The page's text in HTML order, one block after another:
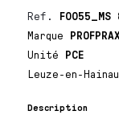
Ref. F0055_MS
Marque
Unité PCE
Leuze-en-
Description